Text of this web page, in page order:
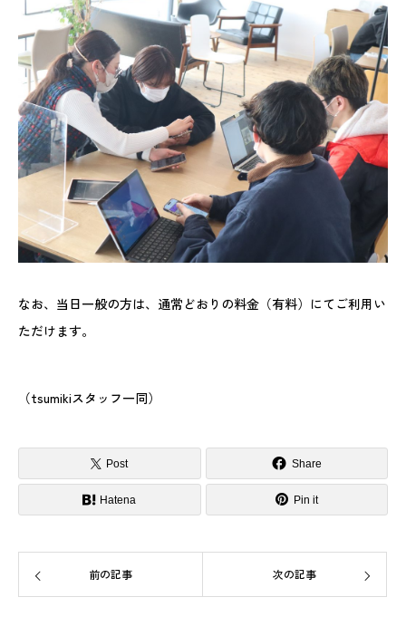
なお、当日一般の方は、通常どおりの料金（有料）にてご利用い
ただけます。
（tsumikiスタッフ一同）
Post Share
Hatena Pin it
前の記事 次の記事